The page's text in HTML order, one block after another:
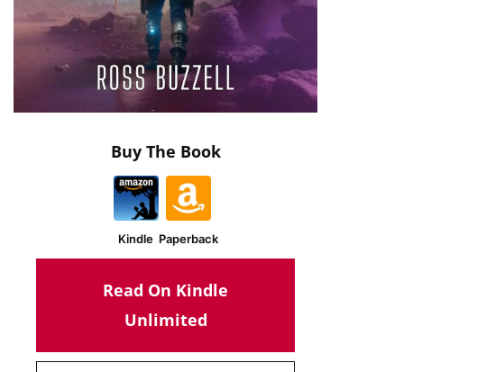
Buy The Book
Kindle Paperback
Read On Kindle
Unlimited